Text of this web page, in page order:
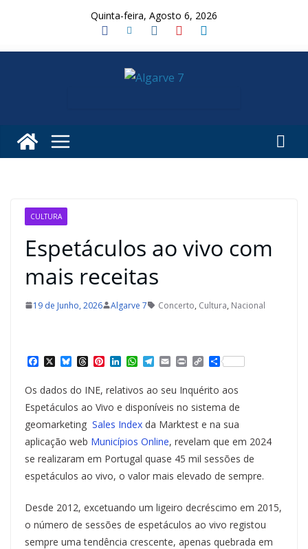
Quinta-feira, Agosto 6, 2026
CULTURA
Espetáculos ao vivo com
mais receitas
19 de Junho, 2026 Algarve 7 Concerto, Cultura, Nacional
a
e
b
o
o
k
X B
u
e
s
k
y
T
h
r
e
a
d
s
P
t
e
r
e
s
t
L
n
k
e
d
I
n
W
h
t
s
A
p
p
T
e
e
g
r
a
m
E
m
i
l
P
n
t
C
o
p
y
L
i
n
k
S
h
r
e
Os dados do INE, relativos ao seu Inquérito aos
Espetáculos ao Vivo e disponíveis no sistema de
geomarketing Sales Index da Marktest e na sua
aplicação web Municípios Online, revelam que em 2024
se realizaram em Portugal quase 45 mil sessões de
espetáculos ao vivo, o valor mais elevado de sempre.
Desde 2012, excetuando um ligeiro decréscimo em 2015,
o número de sessões de espetáculos ao vivo registou
sempre uma tendência crescente, apenas quebrada em